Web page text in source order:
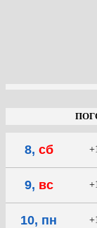
8, сб
9, вс
10, пн